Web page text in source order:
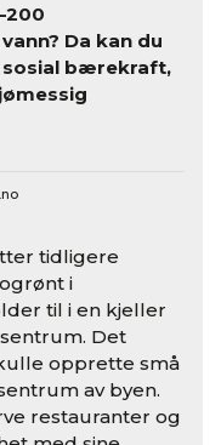
Da kan du
sosial bærekraft,
tidligere
i
til i en kjeller
Det
opprette små
av byen.
restauranter og